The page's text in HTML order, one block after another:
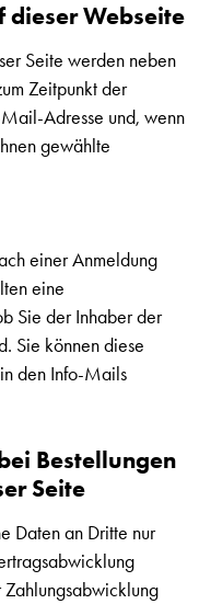
Webseite
Seite werden neben
Zeitpunkt der
Adresse und, wenn
gewählte
einer Anmeldung
eine
Sie der Inhaber der
Sie können diese
den Info-Mails
Bestellungen
Seite
Daten an Dritte nur